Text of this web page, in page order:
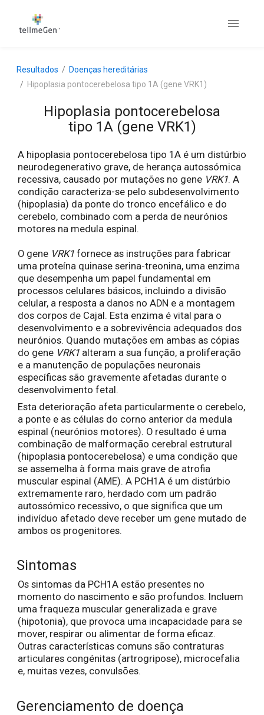
Resultados
Doenças hereditárias
Hipoplasia pontocerebelosa tipo 1A (gene VRK1)
Hipoplasia pontocerebelosa
tipo 1A (gene VRK1)
A hipoplasia pontocerebelosa tipo 1A é um distúrbio
neurodegenerativo grave, de herança autossómica
recessiva, causado por mutações no gene VRK1. A
condição caracteriza-se pelo subdesenvolvimento
(hipoplasia) da ponte do tronco encefálico e do
cerebelo, combinado com a perda de neurónios
motores na medula espinal.
O gene VRK1 fornece as instruções para fabricar
uma proteína quinase serina-treonina, uma enzima
que desempenha um papel fundamental em
processos celulares básicos, incluindo a divisão
celular, a resposta a danos no ADN e a montagem
dos corpos de Cajal. Esta enzima é vital para o
desenvolvimento e a sobrevivência adequados dos
neurónios. Quando mutações em ambas as cópias
do gene VRK1 alteram a sua função, a proliferação
e a manutenção de populações neuronais
específicas são gravemente afetadas durante o
desenvolvimento fetal.
Esta deterioração afeta particularmente o cerebelo,
a ponte e as células do corno anterior da medula
espinal (neurónios motores). O resultado é uma
combinação de malformação cerebral estrutural
(hipoplasia pontocerebelosa) e uma condição que
se assemelha à forma mais grave de atrofia
muscular espinal (AME). A PCH1A é um distúrbio
extremamente raro, herdado com um padrão
autossómico recessivo, o que significa que um
indivíduo afetado deve receber um gene mutado de
ambos os progenitores.
Sintomas
Os sintomas da PCH1A estão presentes no
momento do nascimento e são profundos. Incluem
uma fraqueza muscular generalizada e grave
(hipotonia), que provoca uma incapacidade para se
mover, respirar ou alimentar de forma eficaz.
Outras características comuns são contraturas
articulares congénitas (artrogripose), microcefalia
e, muitas vezes, convulsões.
Gerenciamento de doença